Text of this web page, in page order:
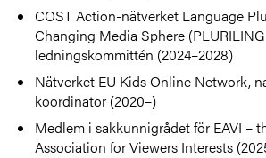
COST Action-nätverket Language
Changing Media Sphere
ledningskommittén (2024–2028)
Nätverket EU Kids Online Network,
koordinator (2020–)
Medlem i sakkunnigrådet för EAVI –
Association for Viewers Interests